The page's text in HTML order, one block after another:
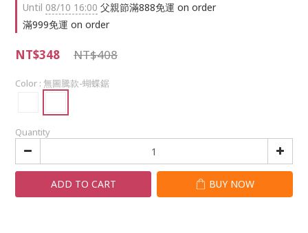
Until 08/10 16:00 父親節滿888免運 on order
滿999免運 on order
NT$408
NT$348
Color : 無圖騰款-蝴蝶鋸
Quantity
ADD TO CART BUY NOW